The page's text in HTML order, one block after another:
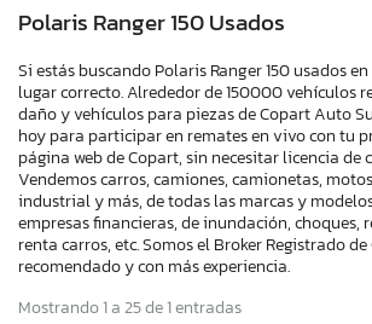
Polaris Ranger 150 Usados
Si estás buscando Polaris Ranger 150 usados
lugar correcto. Alrededor de 150000 vehículos
daño y vehículos para piezas de Copart Auto
hoy para participar en remates en vivo con tu
página web de Copart, sin necesitar licencia de
Vendemos carros, camiones, camionetas,
industrial y más, de todas las marcas y
empresas financieras, de inundación, choques,
renta carros, etc. Somos el Broker Registrado
recomendado y con más experiencia.
Mostrando 1 a 25 de 1 entradas